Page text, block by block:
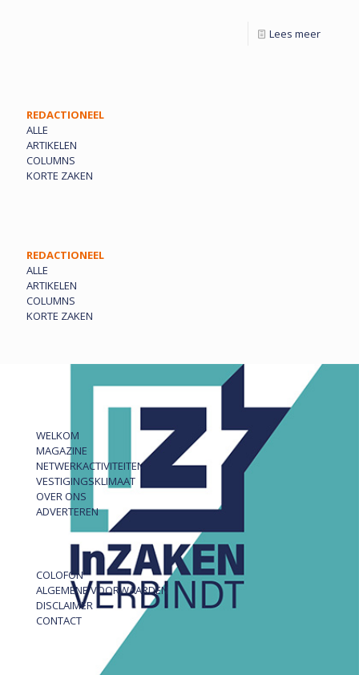
Lees meer
REDACTIONEEL
ALLE
ARTIKELEN
COLUMNS
KORTE ZAKEN
REDACTIONEEL
ALLE
ARTIKELEN
COLUMNS
KORTE ZAKEN
WELKOM
MAGAZINE
NETWERKACTIVITEITEN
VESTIGINGSKLIMAAT
OVER ONS
ADVERTEREN
COLOFON
ALGEMENE VOORWAARDEN
DISCLAIMER
CONTACT